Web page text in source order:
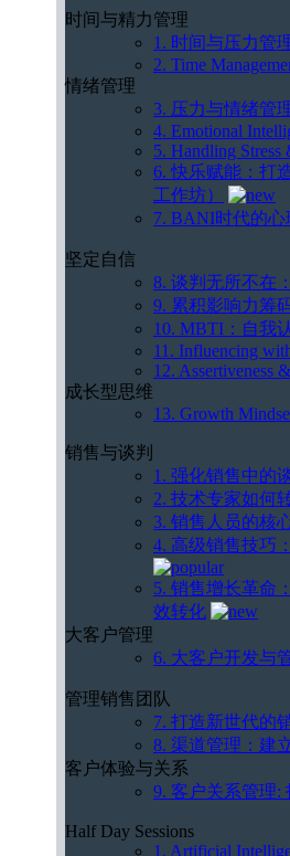
时间与精力管理
1. 时间与压力管
2. Time
情绪管理
3. 压力与情绪管
4. Emotional
5. Handling
6. 快乐赋能：打
工作坊）
7. BANI时代的
坚定自信
8. 谈判无所不在
9. 累积影响力筹
10. MBTI：自我
11. Influencing
12. Assertiveness
成长型思维
13. Growth
销售与谈判
1. 强化销售中的
2. 技术专家如何
3. 销售人员的核
4. 高级销售技巧
5. 销售增长革命
效转化
大客户管理
6. 大客户开发与
管理销售团队
7. 打造新世代的
8. 渠道管理：建
客户体验与关系
9. 客户关系管理:
Half Day Sessions
1. Artificial